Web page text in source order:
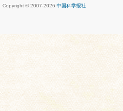
Copyright © 2007-2026 中国科学报社